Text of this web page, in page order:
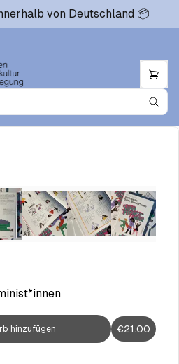
von Deutschland 📦
hinzufügen €21.00